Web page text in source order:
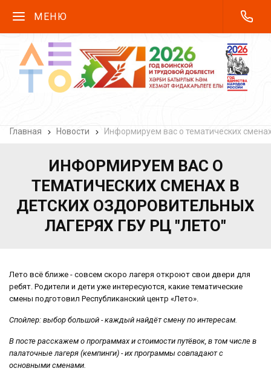
МЕНЮ
Главная Новости Информируем вас о тематических
ИНФОРМИРУЕМ ВАС О
ТЕМАТИЧЕСКИХ СМЕНАХ В
ДЕТСКИХ ОЗДОРОВИТЕЛЬНЫХ
ЛАГЕРЯХ ГБУ РЦ "ЛЕТО"
️Лето всё ближе - совсем скоро лагеря откроют свои двери для
ребят. Родители и дети уже интересуются, какие тематические
смены подготовил Республиканский центр «Лето».
Спойлер: выбор большой - каждый найдёт смену по интересам.
В посте расскажем о программах и стоимости путёвок, в том числе в
палаточные лагеря (кемпинги) - их программы совпадают с
основными сменами.